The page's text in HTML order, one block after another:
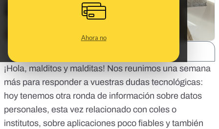
Ahora no
¡Hola, malditos y malditas! Nos reunimos una semana
más para responder a vuestras dudas tecnológicas:
hoy tenemos otra ronda de información sobre datos
personales, esta vez relacionado con coles o
institutos, sobre aplicaciones poco fiables y también